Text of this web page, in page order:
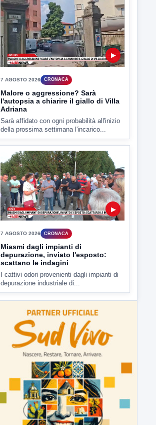
Sarà affidato con ogni probabilità all'inizio
della prossima settimana l'incarico...
▶
7 AGOSTO 2026 CRONACA
Miasmi dagli impianti di
scattano le indagini
I cattivi odori provenienti dagli impianti di
depurazione industriale di...